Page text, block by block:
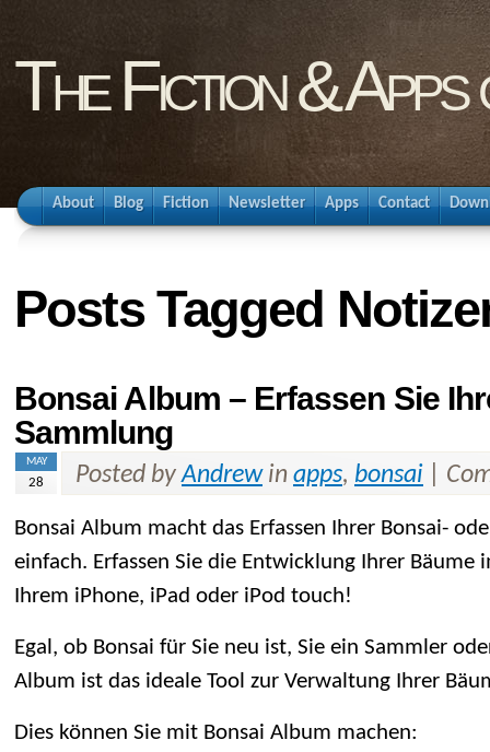
The Fiction &
About Blog Fiction Newsletter Apps Contact
Posts Tagged
Bonsai Album – Erfassen Sie
Sammlung
MAY
28 Posted byAndrewin apps, bonsai
Bonsai Album macht das Erfassen Ihrer Bonsai-
einfach. Erfassen Sie die Entwicklung Ihrer Bäume
Ihrem iPhone, iPad oder iPod touch!
Egal, ob Bonsai für Sie neu ist, Sie ein Sammler
Album ist das ideale Tool zur Verwaltung Ihrer
Dies können Sie mit Bonsai Album machen: